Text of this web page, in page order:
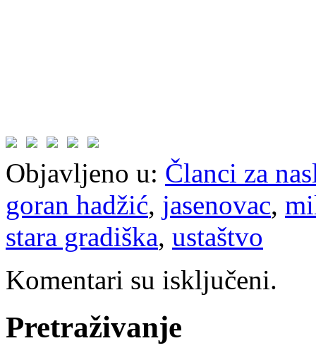
Objavljeno u: Članci za
goran hadžić, jasenovac,
stara gradiška, ustaštvo
Komentari su isključeni.
Pretraživanje